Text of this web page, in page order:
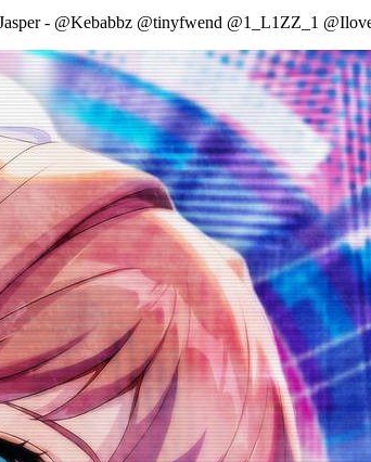
- @Kebabbz @tinyfwend @1_L1ZZ_1